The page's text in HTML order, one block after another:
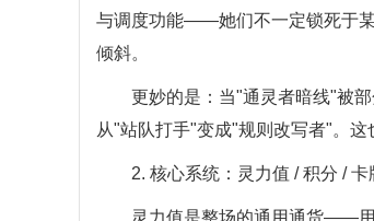
与调度功能——她们不一定锁死于
倾斜。
更妙的是：当"通灵者暗线"被部
从"站队打手"变成"规则改写者"。这
2. 核心系统：灵力值 / 积分 / 卡
灵力值是整场的通用通货——用来